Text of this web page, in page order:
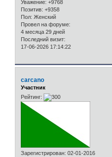
Уважение: +9768
Позитив: +9358
Пол: Женский
Провел на форуме:
4 месяца 29 дней
Последний визит:
17-06-2026 17:14:22
carcano
Участник
Рейтинг:
Зарегистрирован: 02-01-2016